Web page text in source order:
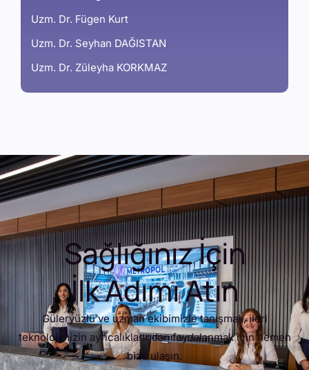
Uzm. Dr. Fügen Kurt
Uzm. Dr. Seyhan DAĞISTAN
Uzm. Dr. Züleyha KORKMAZ
Sağlığınız İçin
İlk Adımı Atın
Güleryüzlü ve uzman ekibimizle tanışmak, ileri
teknolojimizin ayrıcalıklarından faydalanmak için hemen
bize ulaşın.